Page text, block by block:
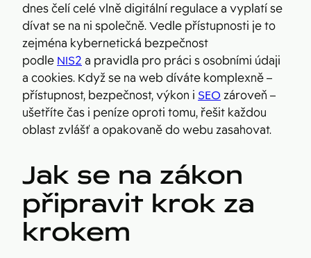
dnes čelí celé vlně digitální regulace a vyplatí se
dívat se na ni společně. Vedle přístupnosti je to
zejména kybernetická bezpečnost
podle NIS2 a pravidla pro práci s osobními údaji
a cookies. Když se na web díváte komplexně –
přístupnost, bezpečnost, výkon i SEO zároveň –
ušetříte čas i peníze oproti tomu, řešit každou
oblast zvlášť a opakovaně do webu zasahovat.
Jak se na zákon
připravit krok za
krokem